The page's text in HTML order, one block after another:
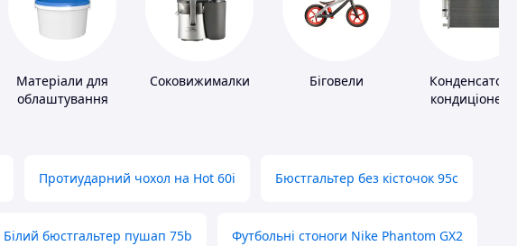
Матеріали для
облаштування
Соковижималки Біговели
кондиціонера
Протиударний чохол на Hot 60i Бюстгальтер без кісточок 95с
Білий бюстгальтер пушап 75b Футбольні стоноги Nike Phantom GX2